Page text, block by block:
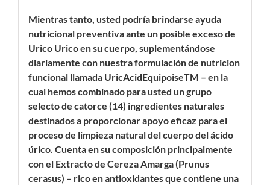
Mientras tanto, usted podría brindarse ayuda
nutricional preventiva ante un posible exceso de
Urico Urico en su cuerpo, suplementándose
diariamente con nuestra formulación de nutricion
funcional llamada UricAcidEquipoiseTM – en la
cual hemos combinado para usted un grupo
selecto de catorce (14) ingredientes naturales
destinados a proporcionar apoyo eficaz para el
proceso de limpieza natural del cuerpo del ácido
úrico. Cuenta en su composición principalmente
con el Extracto de Cereza Amarga (Prunus
cerasus) – rico en antioxidantes que contiene una